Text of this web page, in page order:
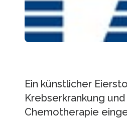
Ein künstlicher
Krebserkrankung
Chemotherapie